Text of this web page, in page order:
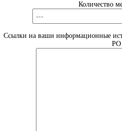
Количество
Ссылки на ваши информационные
РО